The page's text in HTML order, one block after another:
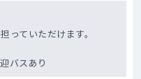
っていただけます。
バスあり